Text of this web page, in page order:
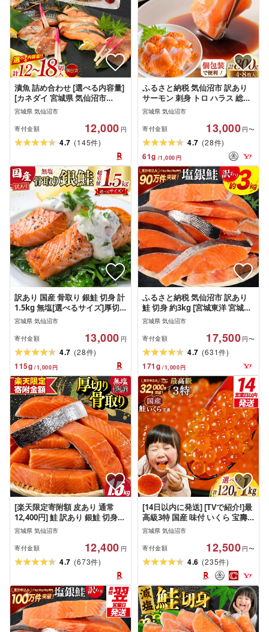
漬魚 詰め合わせ [選べる内容量]
[カネダイ 宮城県 気仙沼市
20564956] ★宮城県産銀鮭使用
★ 魚 魚介類 冷凍 セット 詰合せ
個包装 おかず 焼き魚 保存食 長
期保存 食べ比べ 本格的 簡単 時
短 高級 漬け魚 切り身 切身
宮城県 気仙沼市
寄付金額 12,000 円
4.7 (145件)
ふるさと納税 気仙沼市 訳あり
サーモン 刺身 トロ ハラス 総重
量 800g [足利本店 20564915] 鮭
宮城県 気仙沼市
寄付金額 13,000 円〜
4.7 (28件)
61g /1,000 円
訳あり 国産 骨取り 銀鮭 切身 計
1.5kg 無塩[選べるサイズ]厚切/
普通/お弁当用 [足利本店 宮城県
気仙沼市 20565654] サーモン 訳
アリ わけあり 鮭 しゃけ サケ さ
け 骨なし 訳あり銀鮭 加熱用
宮城県 気仙沼市
寄付金額 13,000 円
4.7 (28件)
115g /1,000円
ふるさと納税 気仙沼市 訳あり
鮭 切身 約3kg [宮城東洋 宮城県
気仙沼市 20564992] サーモン
宮城県 気仙沼市
寄付金額 17,500 円〜
4.7 (631件)
171g /1,000円
[楽天限定寄附額 皮あり 通常
12,400円] 鮭 訳あり 銀鮭 切身
[選べる] 骨取り 皮なし 厚切り
無塩 1.5kg / 12ヶ月 定期便 [足
利本店 宮城県 気仙沼市
20566112] 魚 魚介類 サーモン
海鮮 魚介 規格外 不揃い さけ サ
宮城県 気仙沼市
寄付金額 12,400 円
4.7 (673件)
[14日以内に発送] [TVで紹介!]最
高級3特 国産 味付 いくら 宝壽
醤油漬 [ 内容量が選べる] [かわ
むら家 宮城県 気仙沼市] イクラ
海鮮 魚介類 醤油漬け 鮭いくら
小分け 120g 240g 360g 500g
1kg
宮城県 気仙沼市
寄付金額 12,500 円〜
4.6 (235件)